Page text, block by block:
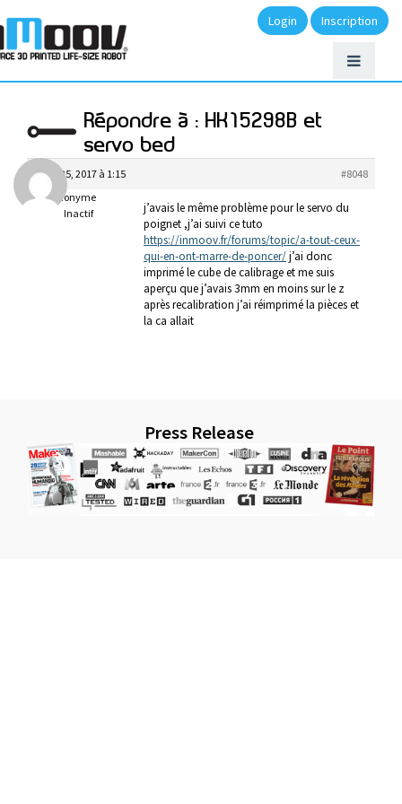
Login Inscription
Répondre à : HK15298B et
servo bed
mars 25, 2017 à 1:15
#8048
Anonyme
Inactif
j’avais le même problème pour le servo du
poignet ,j’ai suivi ce tuto
https://inmoov.fr/forums/topic/a-tout-ceux-
qui-en-ont-marre-de-poncer/j’ai donc
imprimé le cube de calibrage et me suis
aperçu que j’avais 3mm en moins sur le z
après recalibration j’ai réimprimé la pièces et
la ca allait
Press Release